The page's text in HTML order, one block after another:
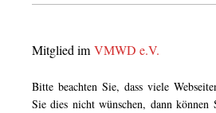
Mitglied im VMWD e.V.
Bitte beachten Sie, dass viele
Sie dies nicht wünschen, dann